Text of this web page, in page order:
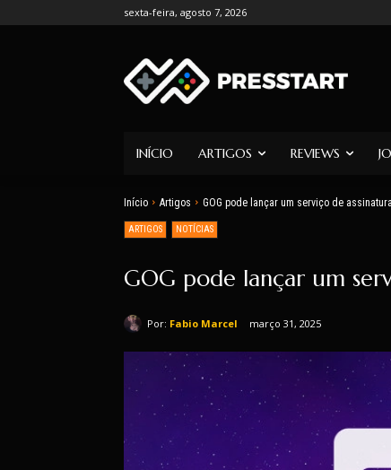
sexta-feira, agosto 7, 2026
INÍCIO ARTIGOS REVIEWS
Início Artigos GOG pode lançar um serviço de
ARTIGOS NOTÍCIAS
GOG pode lançar um
Por: Fabio Marcel março 31, 2025